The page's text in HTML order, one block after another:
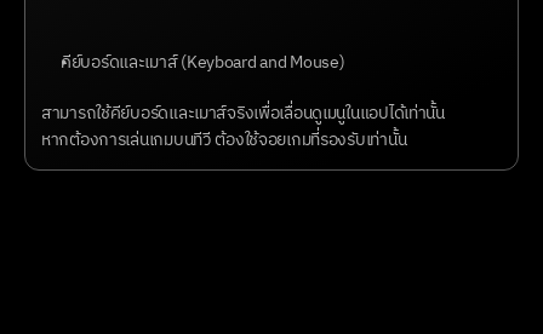
คีย์บอร์ดและเมาส์ (Keyboard and Mouse)
สามารถใช้คีย์บอร์ดและเมาส์จริงเพื่อเลื่อนดูเมนูในแอปได้เท่านั้น
หากต้องการเล่นเกมบนทีวี ต้องใช้จอยเกมที่รองรับเท่านั้น